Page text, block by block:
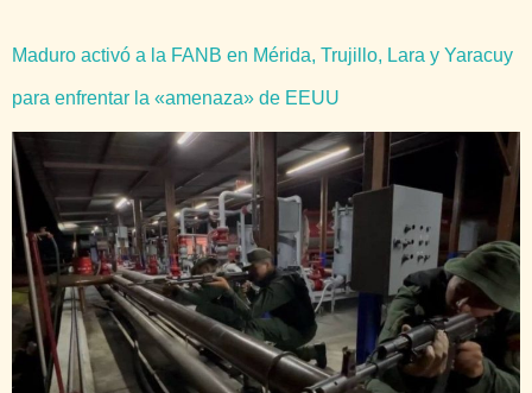
Maduro activó a la FANB en Mérida, Trujillo, Lara y Yaracuy
para enfrentar la «amenaza» de EEUU